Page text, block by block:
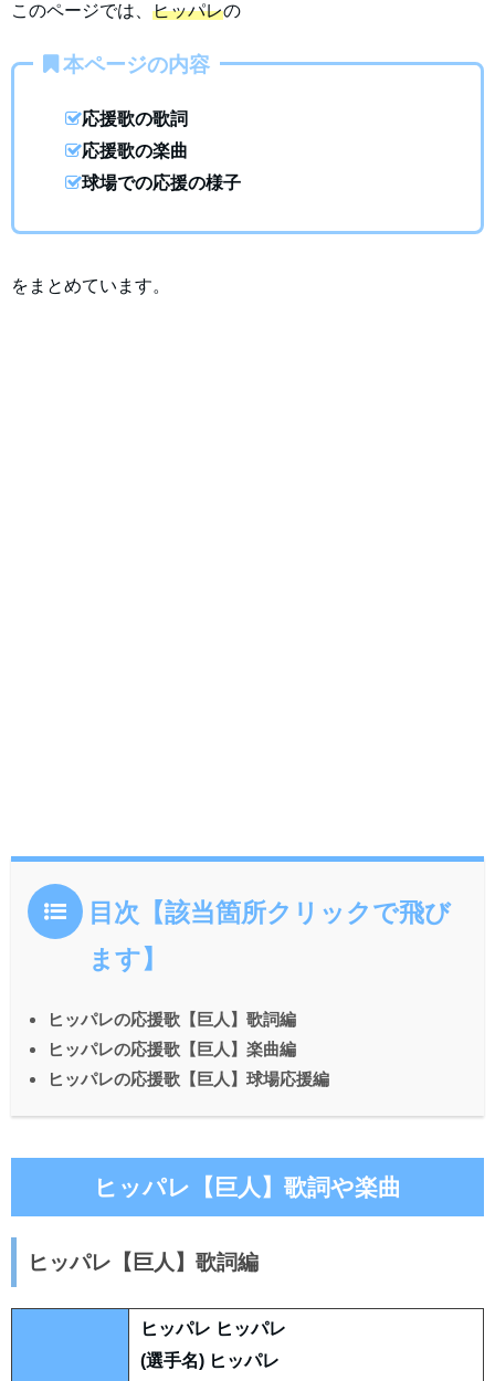
このページでは、 ヒッパレの
本ページの内容
応援歌の歌詞
応援歌の楽曲
球場での応援の様子
をまとめています。
目次【該当箇所クリックで飛び
ます】
ヒッパレの応援歌【巨人】歌詞編
ヒッパレの応援歌【巨人】楽曲編
ヒッパレの応援歌【巨人】球場応援編
ヒッパレ【巨人】歌詞や楽曲
ヒッパレ【巨人】歌詞編
ヒッパレ ヒッパレ
(選手名) ヒッパレ